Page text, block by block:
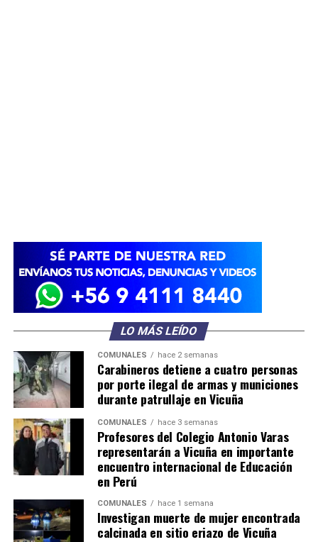
LO MÁS LEÍDO
COMUNALES hace 2 semanas
Carabineros detiene a cuatro personas
por porte ilegal de armas y municiones
durante patrullaje en Vicuña
COMUNALES hace 3 semanas
Profesores del Colegio Antonio Varas
representarán a Vicuña en importante
encuentro internacional de Educación
en Perú
COMUNALES hace 1 semana
Investigan muerte de mujer encontrada
calcinada en sitio eriazo de Vicuña